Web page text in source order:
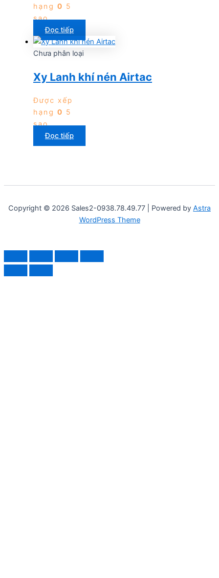
hạng 0 5
sao
Đọc tiếp
Chưa phân loại
Xy Lanh khí nén Airtac
Được xếp
hạng 0 5
sao
Đọc tiếp
Copyright © 2026 Sales2-0938.78.49.77 | Powered by Astra
WordPress Theme